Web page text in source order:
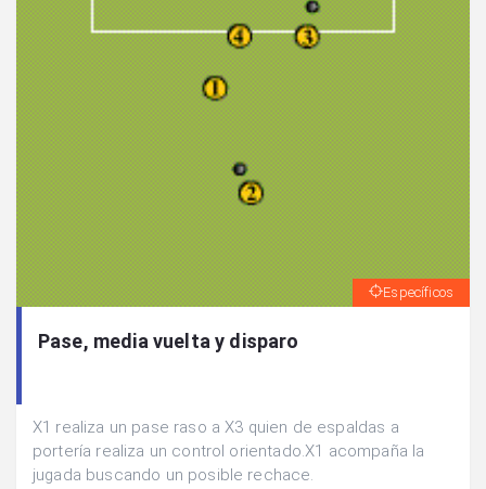
Específicos
Pase, media vuelta y disparo
X1 realiza un pase raso a X3 quien de espaldas a
portería realiza un control orientado.X1 acompaña la
jugada buscando un posible rechace.